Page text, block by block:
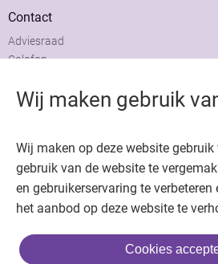
Wij maken gebruik
Wij maken op deze website
gebruik van de website te
en gebruikerservaring te verbeteren
het aanbod op deze website te
Cookies
Contact
Adviesraad
Colofon
Copyright © 2026. Uitgeverij Jaap. Alle